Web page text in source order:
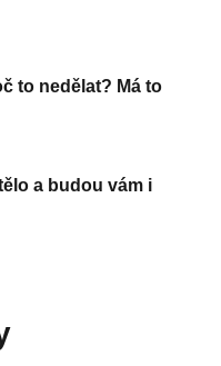
to nedělat? Má to
a budou vám i